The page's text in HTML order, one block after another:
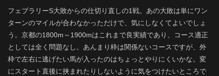
フェブラリーS大敗からの仕切り直しの1戦。あの大敗は単にワン
ターンのマイルが合わなかっただけで、気にしなくてよいでしょ
う。京都の1800m～1900mはこれまで良実績であり、コース適正
としては全く問題なし。あんまり枠は関係ないコースですが、外
枠で左右に逃げたい馬が入ったのはちょっとやりにくいかな。変
にスタート直後に挟まれたりしないように気をつけたいところで